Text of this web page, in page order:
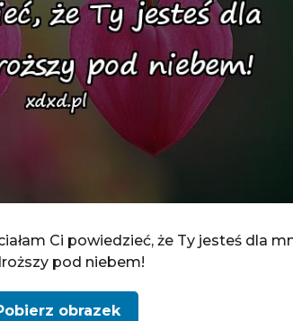
Ci powiedzieć, że Ty jesteś dla
pod niebem!
obrazek